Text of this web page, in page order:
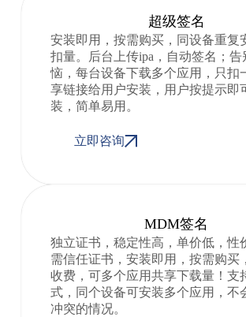
超级签名
安装即用，按需购买，同设备重复
扣量。后台上传ipa，自动签名；告
恼，每台设备下载多个应用，只扣
享链接给用户安装，用户按提示即
装，简单易用。
立即咨询
MDM签名
独立证书，稳定性高，单价低，性
需信任证书，安装即用，按需购买
收费，可多个应用共享下载量！支
式，同个设备可安装多个应用，不
冲突的情况。